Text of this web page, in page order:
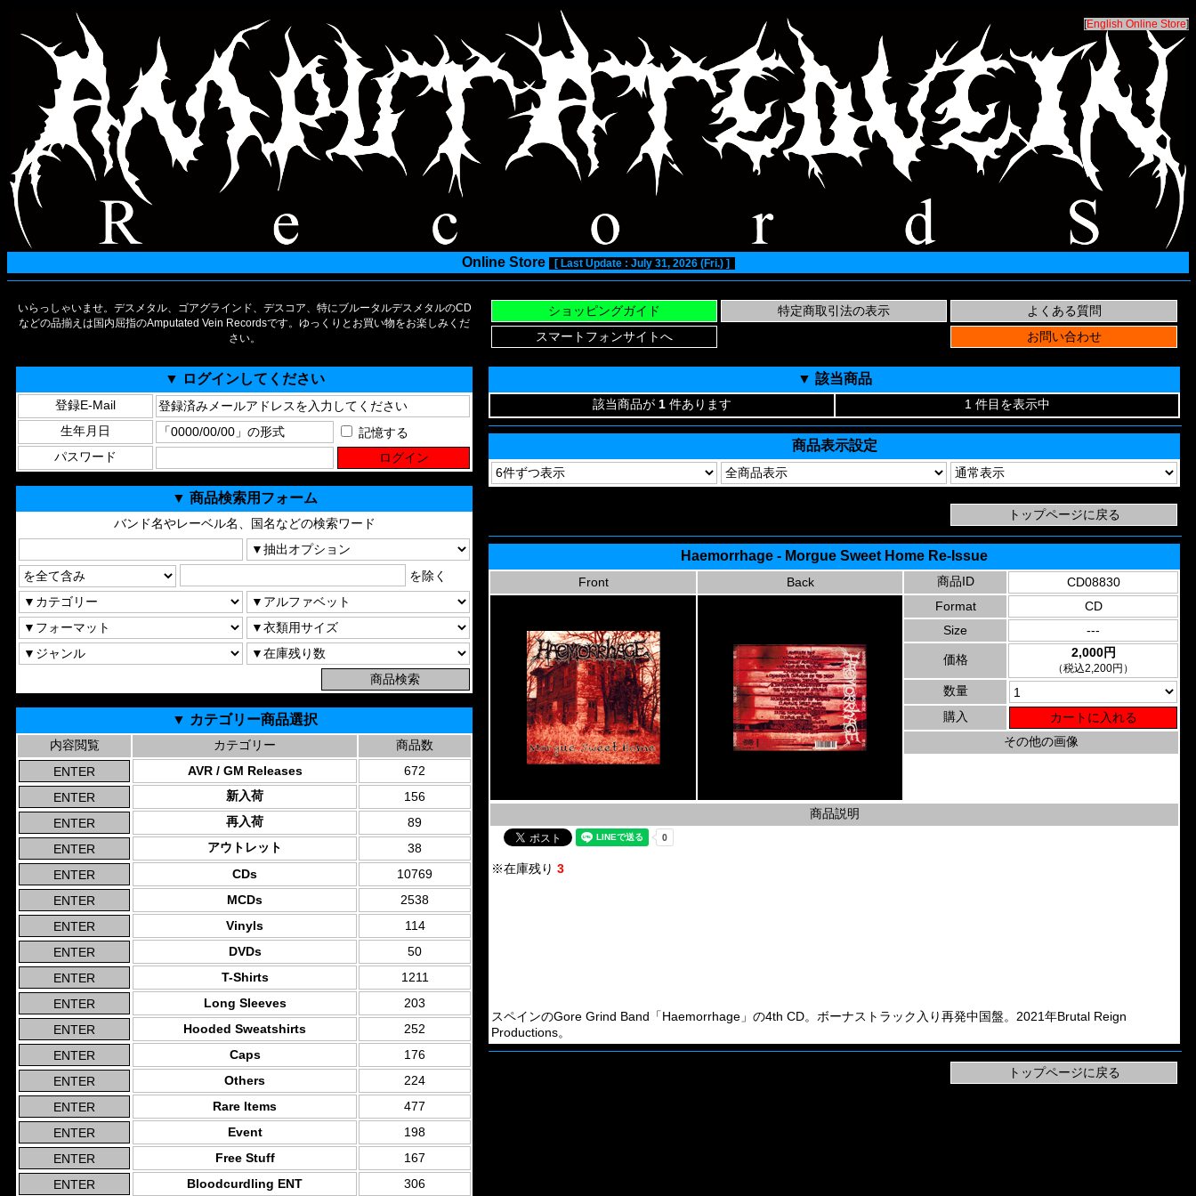
[English Online Store]
Online Store [ Last Update : July 31, 2026 (Fri.) ]
いらっしゃいませ。デスメタル、ゴアグラインド、デスコア、特にブルータルデスメタルのCD
などの品揃えは国内屈指のAmputated Vein Recordsです。ゆっくりとお買い物をお楽しみくだ
さい。
▼ ログインしてください
登録E-Mail
生年月日
記憶する
パスワード
▼ 商品検索用フォーム
バンド名やレーベル名、国名などの検索ワード
を除く
▼ カテゴリー商品選択
内容閲覧 カテゴリー
商品数
AVR / GM Releases
672
新入荷
156
再入荷
89
アウトレット
38
CDs
10769
MCDs
2538
Vinyls
114
DVDs
50
T-Shirts
1211
Long Sleeves
203
Hooded Sweatshirts
252
Caps
176
Others
224
Rare Items
477
Event
198
Free Stuff
167
Bloodcurdling ENT
306
▼ 該当商品
該当商品が 1 件あります 1 件目を表示中
商品表示設定
Haemorrhage - Morgue Sweet Home Re-Issue
Front Back 商品ID
CD08830
Format
CD
Size
---
価格 2,000円
（税込2,200円）
数量
購入
その他の画像
商品説明
※在庫残り 3
スペインのGore Grind Band「Haemorrhage」の4th CD。ボーナストラック入り再発中国盤。2021年Brutal Reign
Productions。